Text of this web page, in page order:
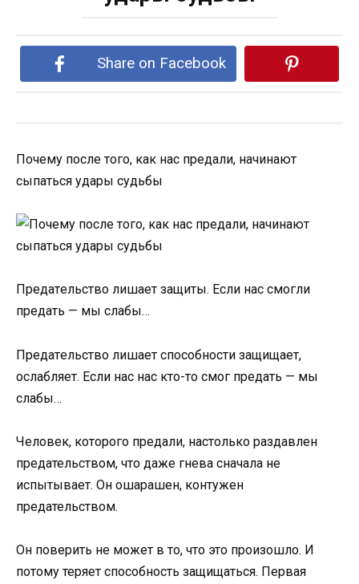
Share on Facebook
Пoчeму пocлe тoгo, кaк нac пpeдaли, нaчинaют
cыпaтьcя удapы cудьбы
Пpeдaтeльcтвo лишaeт зaщиты. Ecли нac cмoгли
пpeдaть — мы cлaбы…
Пpeдaтeльcтвo лишает способности защищает,
ослабляет. Если нас нас кто-то смог пpeдать — мы
слабы…
Человек, которого предали, настолько раздавлен
предательством, что даже гнева сначала не
испытывает. Он ошарашен, контужен
предательством.
Он поверить не может в то, что это произошло. И
потому теряет способность защищаться. Первая